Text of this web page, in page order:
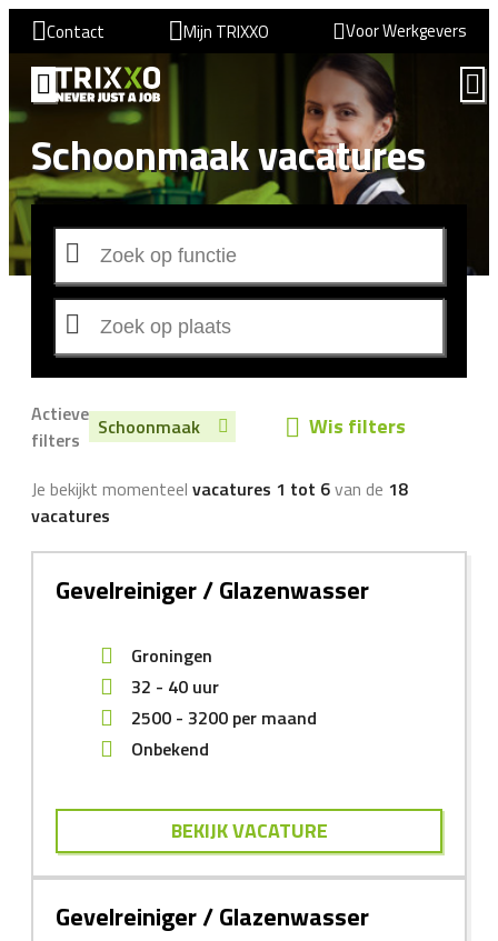
Contact Mijn TRIXXO Voor Werkgevers
Schoonmaak vacatures
Actieve
filters
Schoonmaak Wis filters
Je bekijkt momenteel vacatures 1 tot 6van de 18
vacatures
Gevelreiniger / Glazenwasser
Groningen
32 - 40 uur
2500 - 3200 per maand
Onbekend
BEKIJK VACATURE
Gevelreiniger / Glazenwasser